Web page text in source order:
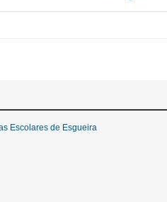
Escolares de Esgueira